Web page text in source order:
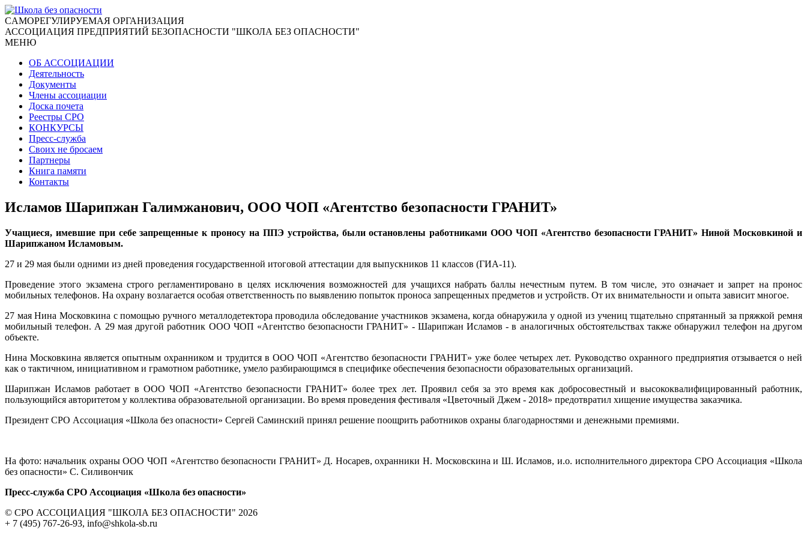
CАМОРЕГУЛИРУЕМАЯ ОРГАНИЗАЦИЯ
АССОЦИАЦИЯ ПРЕДПРИЯТИЙ БЕЗОПАСНОСТИ "ШКОЛА БЕЗ ОПАСНОСТИ"
МЕНЮ
ОБ АССОЦИАЦИИ
Деятельность
Документы
Члены ассоциации
Доска почета
Реестры СРО
КОНКУРСЫ
Пресс-служба
Своих не бросаем
Партнеры
Книга памяти
Контакты
Исламов Шарипжан Галимжанович, ООО ЧОП «Агентство безопасности ГРАНИТ»
Учащиеся, имевшие при себе запрещенные к проносу на ППЭ устройства, были остановлены работниками ООО ЧОП «Агентство безопасности ГРАНИТ» Ниной Московкиной и
Шарипжаном Исламовым.
27 и 29 мая были одними из дней проведения государственной итоговой аттестации для выпускников 11 классов (ГИА-11).
Проведение этого экзамена строго регламентировано в целях исключения возможностей для учащихся набрать баллы нечестным путем. В том числе, это означает и запрет на пронос
мобильных телефонов. На охрану возлагается особая ответственность по выявлению попыток проноса запрещенных предметов и устройств. От их внимательности и опыта зависит многое.
27 мая Нина Московкина с помощью ручного металлодетектора проводила обследование участников экзамена, когда обнаружила у одной из учениц тщательно спрятанный за пряжкой ремня
мобильный телефон. А 29 мая другой работник ООО ЧОП «Агентство безопасности ГРАНИТ» - Шарипжан Исламов - в аналогичных обстоятельствах также обнаружил телефон на другом
объекте.
Нина Московкина является опытным охранником и трудится в ООО ЧОП «Агентство безопасности ГРАНИТ» уже более четырех лет. Руководство охранного предприятия отзывается о ней
как о тактичном, инициативном и грамотном работнике, умело разбирающимся в специфике обеспечения безопасности образовательных организаций.
Шарипжан Исламов работает в ООО ЧОП «Агентство безопасности ГРАНИТ» более трех лет. Проявил себя за это время как добросовестный и высококвалифицированный работник,
пользующийся авторитетом у коллектива образовательной организации. Во время проведения фестиваля «Цветочный Джем - 2018» предотвратил хищение имущества заказчика.
Президент СРО Ассоциация «Школа без опасности» Сергей Саминский принял решение поощрить работников охраны благодарностями и денежными премиями.
На фото: начальник охраны ООО ЧОП «Агентство безопасности ГРАНИТ» Д. Носарев, охранники Н. Московскина и Ш. Исламов, и.о. исполнительного директора СРО Ассоциация «Школа
без опасности» С. Силивончик
Пресс-служба СРО Ассоциация «Школа без опасности»
© СРО АССОЦИАЦИЯ "ШКОЛА БЕЗ ОПАСНОСТИ" 2026
+ 7 (495) 767-26-93, info@shkola-sb.ru